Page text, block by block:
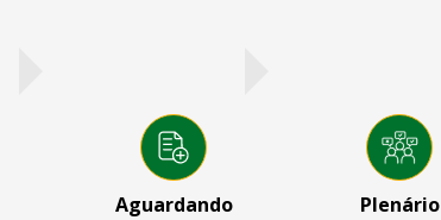
Aguardando
Plenário